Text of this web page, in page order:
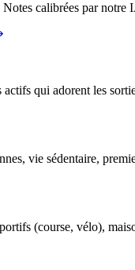
calibrées par
actifs qui adorent les
vie sédentaire,
(course, vélo),